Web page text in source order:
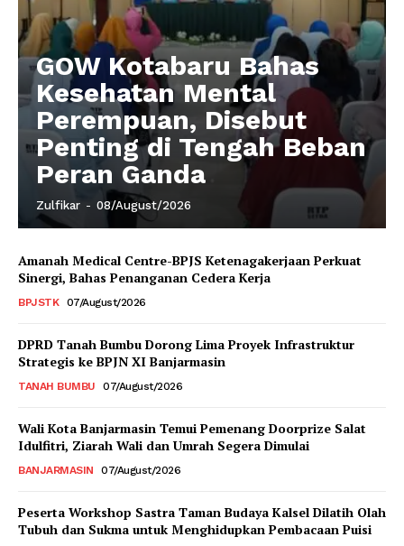
GOW Kotabaru Bahas
Kesehatan Mental
Perempuan, Disebut
Penting di Tengah Beban
Peran Ganda
Zulfikar - 08/August/2026
Amanah Medical Centre-BPJS Ketenagakerjaan Perkuat
Sinergi, Bahas Penanganan Cedera Kerja
BPJSTK 07/August/2026
DPRD Tanah Bumbu Dorong Lima Proyek Infrastruktur
Strategis ke BPJN XI Banjarmasin
TANAH BUMBU 07/August/2026
Wali Kota Banjarmasin Temui Pemenang Doorprize Salat
Idulfitri, Ziarah Wali dan Umrah Segera Dimulai
BANJARMASIN 07/August/2026
Peserta Workshop Sastra Taman Budaya Kalsel Dilatih Olah
Tubuh dan Sukma untuk Menghidupkan Pembacaan Puisi